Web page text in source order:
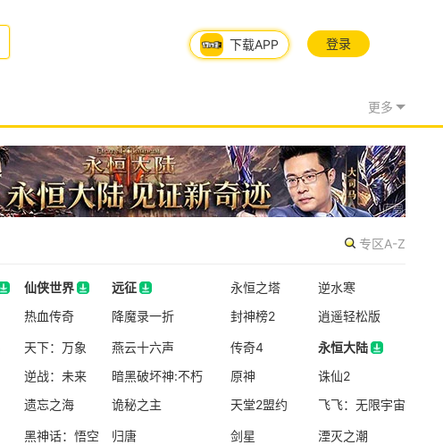
下载APP 登录
更多
专区A-Z
仙侠世界
仙侠世界
远征
远征
永恒之塔
逆水寒
热血传奇 降魔录一折 封神榜2 逍遥轻松版
天下：万象 燕云十六声 传奇4
永恒大陆
永恒大陆
逆战：未来 暗黑破坏神:不朽 原神
诛仙2
遗忘之海 诡秘之主 天堂2盟约 飞飞：无限宇宙
黑神话：悟空 归唐 剑星 湮灭之潮
08/05周三
炉石传说
半Q版